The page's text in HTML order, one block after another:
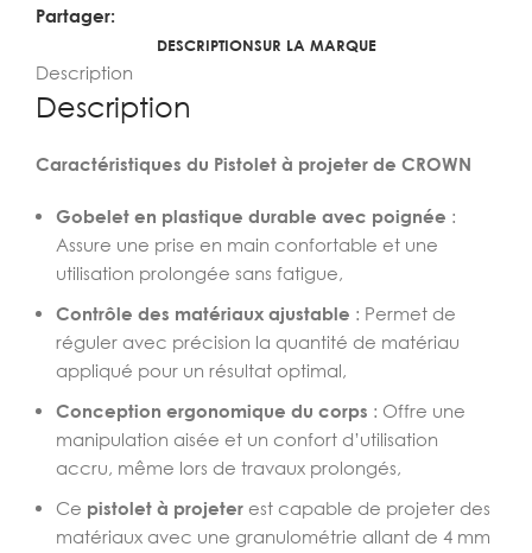
Partager:
DESCRIPTIONSUR LA MARQUE
Description
Description
Caractéristiques du Pistolet à projeter de CROWN
Gobelet en plastique durable avec poignée :
Assure une prise en main confortable et une
utilisation prolongée sans fatigue,
Contrôle des matériaux ajustable : Permet de
réguler avec précision la quantité de matériau
appliqué pour un résultat optimal,
Conception ergonomique du corps : Offre une
manipulation aisée et un confort d’utilisation
accru, même lors de travaux prolongés,
Ce pistolet à projeter est capable de projeter des
matériaux avec une granulométrie allant de 4 mm